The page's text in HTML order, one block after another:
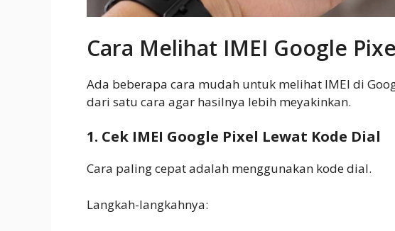
Cara Melihat IMEI Google
Ada beberapa cara mudah untuk melihat IMEI di
dari satu cara agar hasilnya lebih meyakinkan.
1. Cek IMEI Google Pixel Lewat Kode Dial
Cara paling cepat adalah menggunakan kode dial.
Langkah-langkahnya: